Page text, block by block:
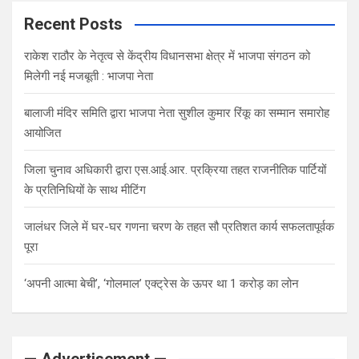
Recent Posts
राकेश राठौर के नेतृत्व से केंद्रीय विधानसभा क्षेत्र में भाजपा संगठन को
मिलेगी नई मजबूती : भाजपा नेता
बालाजी मंदिर समिति द्वारा भाजपा नेता सुशील कुमार रिंकू का सम्मान समारोह
आयोजित
जिला चुनाव अधिकारी द्वारा एस.आई.आर. प्रक्रिया तहत राजनीतिक पार्टियों
के प्रतिनिधियों के साथ मीटिंग
जालंधर जिले में घर-घर गणना चरण के तहत सौ प्रतिशत कार्य सफलतापूर्वक
पूरा
‘अपनी आत्मा बेची’, ‘गोलमाल’ एक्ट्रेस के ऊपर था 1 करोड़ का लोन